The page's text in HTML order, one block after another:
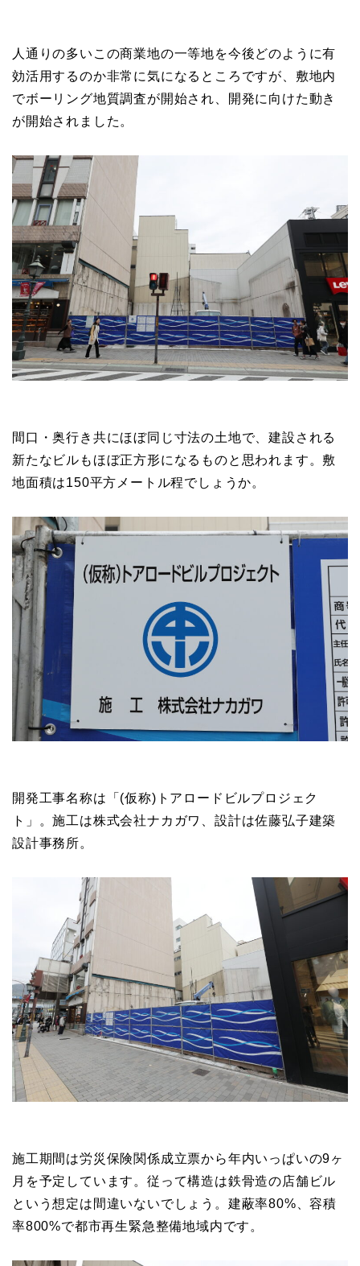
人通りの多いこの商業地の一等地を今後どのように有
効活用するのか非常に気になるところですが、敷地内
でボーリング地質調査が開始され、開発に向けた動き
が開始されました。
間口・奥行き共にほぼ同じ寸法の土地で、建設される
新たなビルもほぼ正方形になるものと思われます。敷
地面積は150平方メートル程でしょうか。
開発工事名称は「(仮称)トアロードビルプロジェク
ト」。施工は株式会社ナカガワ、設計は佐藤弘子建築
設計事務所。
施工期間は労災保険関係成立票から年内いっぱいの9ヶ
月を予定しています。従って構造は鉄骨造の店舗ビル
という想定は間違いないでしょう。建蔽率80%、容積
率800%で都市再生緊急整備地域内です。